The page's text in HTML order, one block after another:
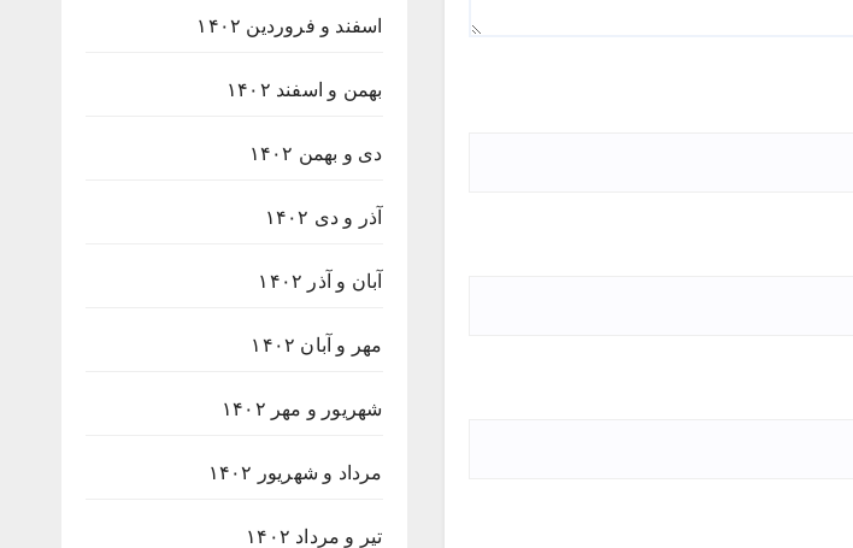
اسفند و فروردین ۱۴۰۲
بهمن و اسفند ۱۴۰۲
دی و بهمن ۱۴۰۲
آذر و دی ۱۴۰۲
آبان و آذر ۱۴۰۲
مهر و آبان ۱۴۰۲
شهریور و مهر ۱۴۰۲
مرداد و شهریور ۱۴۰۲
تیر و مرداد ۱۴۰۲